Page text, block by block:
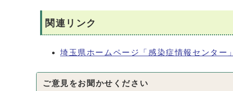
関連リンク
埼玉県ホームページ「感染症情報センター」
ご意見をお聞かせください